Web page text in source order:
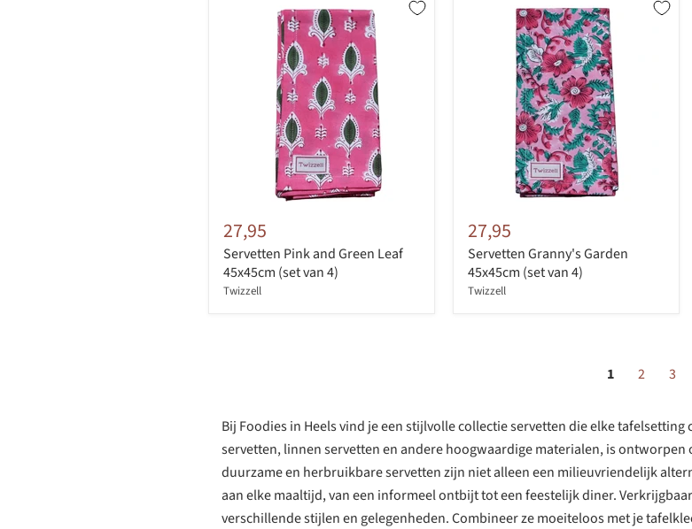
27,95
Servetten Pink and Green Leaf
45x45cm (set van 4)
Twizzell
27,95
Servetten Granny's Garden
45x45cm (set van 4)
Twizzell
1 2 3
Bij Foodies in Heels vind je een stijlvolle collectie servetten die elke
servetten, linnen servetten en andere hoogwaardige materialen, is
duurzame en herbruikbare servetten zijn niet alleen een milieuvriendelijk
aan elke maaltijd, van een informeel ontbijt tot een feestelijk diner.
verschillende stijlen en gelegenheden. Combineer ze moeiteloos met je